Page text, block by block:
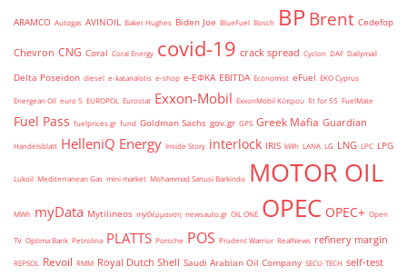
ARAMCO Autogas AVINOIL Baker Hughes Biden Joe BlueFuel Bosch BPBrent Cedefop
Chevron CNG Coral Coral Energy covid-19 crack spread Cyclon DAF Dailymail
Delta Poseidon diesel e-katanalotis e-shop e-ΕΦΚΑ EBITDA Economist eFuel EKO Cyprus
Energean Oil euro 5 EUROPOL Eurostat Exxon-Mobil ExxonMobil Κύπρου fit for 55 FuelMate
Fuel Pass fuelprices.gr fund Goldman Sachs gov.gr GPS Greek Mafia Guardian
Handelsblatt HelleniQ Energy Inside Story interlock IRIS kWh LANA LG LNG LPC LPG
Lukoil Mediterranean Gas mini market Mohammad Sanusi Barkindo MOTOR OIL
MWh myData Mytilineos myΘέρμανση newsauto.gr OIL ONE OPEC OPEC+ Open
TV Optima Bank Petrolina PLATTS Porsche POS Prudent Warrior RealNews refinery margin
REPSOL Revoil RMM Royal Dutch Shell Saudi Arabian Oil Company SECU-TECH self-test